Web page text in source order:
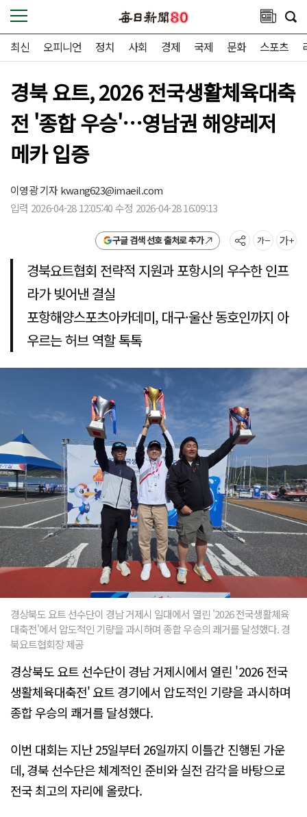
최신 오피니언 정치 사회 경제 국제 문화 스포츠
경북 요트, 2026 전국생활체육대축
전 '종합 우승'…영남권 해양레저
메카 입증
이영광 기자kwang623@imaeil.com
입력 2026-04-28 12:05:40 수정 2026-04-28 16:09:13
구글 검색 선호 출처로 추가
경북요트협회 전략적 지원과 포항시의 우수한 인프
라가 빚어낸 결실
포항해양스포츠아카데미, 대구·울산 동호인까지 아
우르는 허브 역할 톡톡
경상북도 요트 선수단이 경남 거제시 일대에서 열린 '2026 전국생활체육
대축전'에서 압도적인 기량을 과시하며 종합 우승의 쾌거를 달성했다. 경
북요트협회장 제공
경상북도 요트 선수단이 경남 거제시에서 열린 '2026 전국
생활체육대축전' 요트 경기에서 압도적인 기량을 과시하며
종합 우승의 쾌거를 달성했다.
이번 대회는 지난 25일부터 26일까지 이틀간 진행된 가운
데, 경북 선수단은 체계적인 준비와 실전 감각을 바탕으로
전국 최고의 자리에 올랐다.